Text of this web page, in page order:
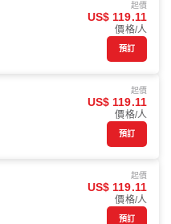
起價
US$ 119.11
價格/人
預訂
起價
US$ 119.11
價格/人
預訂
起價
US$ 119.11
價格/人
預訂